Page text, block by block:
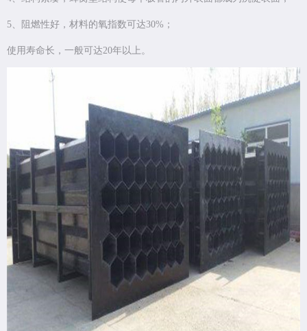
5、阻燃性好，材料的氧指数可达30%；
使用寿命长，一般可达20年以上。